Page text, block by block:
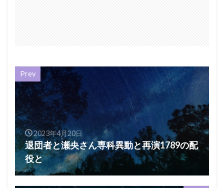
Prev
2023年4月20日
退団者と瀬央さん専科異動と再演1789の配
役と